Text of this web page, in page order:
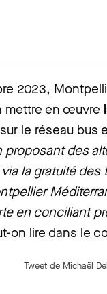
2023,
mettre en œuvre
le réseau bus
proposant des
la gratuité des
en conciliant
on lire dans le
Tweet de Michaël